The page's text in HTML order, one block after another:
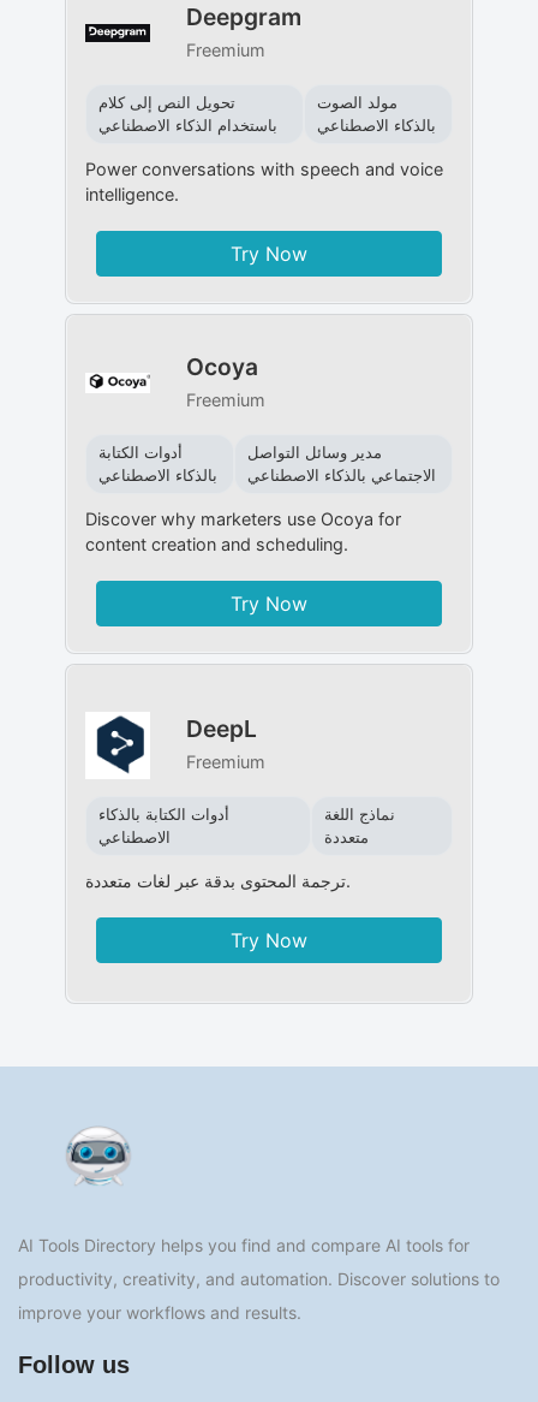
Deepgram
Freemium
تحويل النص إلى كلام
باستخدام الذكاء الاصطناعي
مولد الصوت
بالذكاء الاصطناعي
Power conversations with speech and voice
intelligence.
Try Now
Ocoya
Freemium
أدوات الكتابة
بالذكاء الاصطناعي
مدير وسائل التواصل
الاجتماعي بالذكاء الاصطناعي
Discover why marketers use Ocoya for
content creation and scheduling.
Try Now
DeepL
Freemium
أدوات الكتابة بالذكاء
الاصطناعي
نماذج اللغة
متعددة
ترجمة المحتوى بدقة عبر لغات متعددة.
Try Now
AI Tools Directory helps you find and compare AI tools for
productivity, creativity, and automation. Discover solutions to
improve your workflows and results.
Follow us